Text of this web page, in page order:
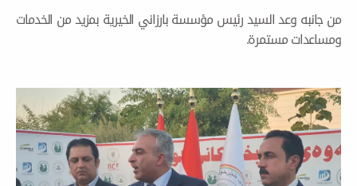
رئيس مؤسسة بارزاني الخيرية بمزيد من الخدمات